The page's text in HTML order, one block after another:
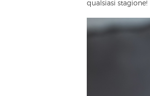
qualsiasi stagione!